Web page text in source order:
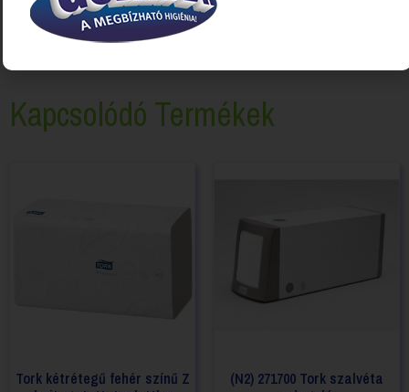
Kapcsolódó Termékek
Tork kétrétegű fehér színű Z
(N2) 271700 Tork szalvéta